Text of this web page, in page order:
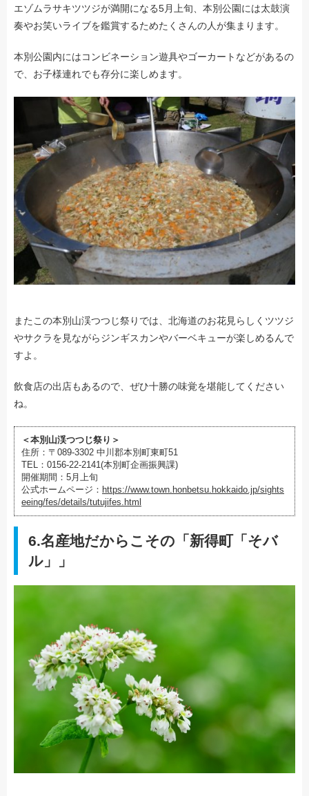
エゾムラサキツツジが満開になる5月上旬、本別公園には太鼓演
奏やお笑いライブを鑑賞するためたくさんの人が集まります。
本別公園内にはコンビネーション遊具やゴーカートなどがあるの
で、お子様連れでも存分に楽しめます。
またこの本別山渓つつじ祭りでは、北海道のお花見らしくツツジ
やサクラを見ながらジンギスカンやバーベキューが楽しめるんで
すよ。
飲食店の出店もあるので、ぜひ十勝の味覚を堪能してください
ね。
＜本別山渓つつじ祭り＞
住所：〒089-3302 中川郡本別町東町51
TEL：0156-22-2141(本別町企画振興課)
開催期間：5月上旬
公式ホームページ： https://www.town.honbetsu.hokkaido.jp/sights
eeing/fes/details/tutujifes.html
6.名産地だからこその「新得町「そバ
ル」」